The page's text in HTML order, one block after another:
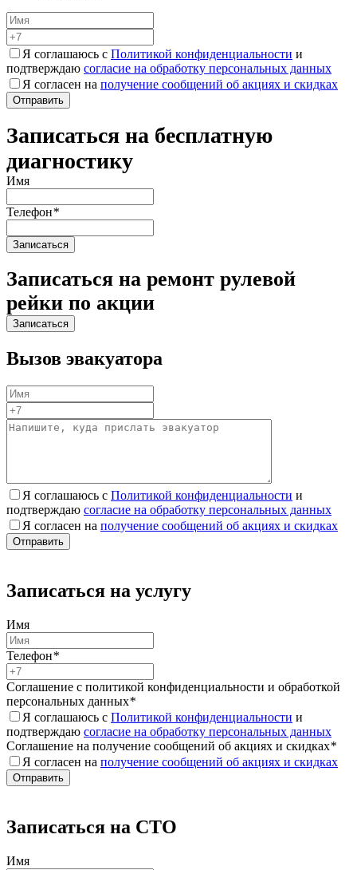
Я соглашаюсь с Политикой конфиденциальности и
подтверждаю согласие на обработку персональных данных
Я согласен на получение сообщений об акциях и скидках
Записаться на бесплатную
диагностику
Имя
Телефон*
Записаться на ремонт рулевой
рейки по акции
Вызов эвакуатора
Я соглашаюсь с Политикой конфиденциальности и
подтверждаю согласие на обработку персональных данных
Я согласен на получение сообщений об акциях и скидках
Записаться на услугу
Имя
Телефон*
Соглашение с политикой конфиденциальности и обработкой
персональных данных*
Я соглашаюсь с Политикой конфиденциальности и
подтверждаю согласие на обработку персональных данных
Соглашение на получение сообщений об акциях и скидках*
Я согласен на получение сообщений об акциях и скидках
Записаться на СТО
Имя